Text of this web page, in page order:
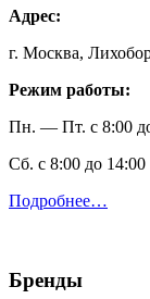
Адрес:
г. Москва,
Режим работы:
Пн. — Пт. с 8:00
Сб. с 8:00 до 14:00
Подробнее…
Бренды